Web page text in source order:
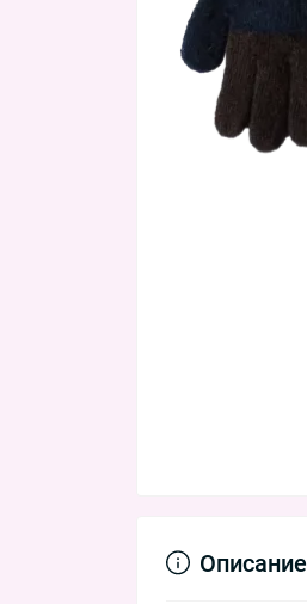
Описание